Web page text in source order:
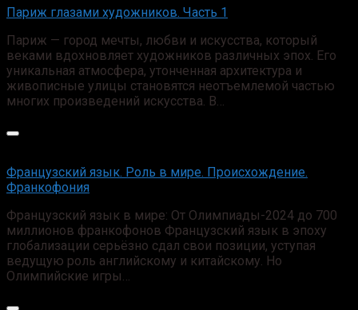
Париж глазами художников. Часть 1
Париж — город мечты, любви и искусства, который
веками вдохновляет художников различных эпох. Его
уникальная атмосфера, утонченная архитектура и
живописные улицы становятся неотъемлемой частью
многих произведений искусства. В…
Французский язык. Роль в мире. Происхождение.
Франкофония
Французский язык в мире: От Олимпиады-2024 до 700
миллионов франкофонов Французский язык в эпоху
глобализации серьёзно сдал свои позиции, уступая
ведущую роль английскому и китайскому. Но
Олимпийские игры…